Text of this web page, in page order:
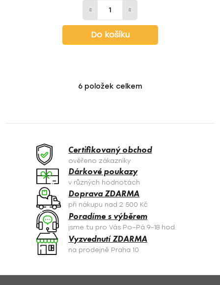
Do košíku
O
á
c
í
p
r
v
k
y
v
ý
p
s
6 položek celkem
Certifikovaný obchod
ověřeno zákazníky
Dárkové poukazy
v různých hodnotách
Doprava ZDARMA
při nákupu nad 2 500 Kč
Poradíme s výběrem
jsme tu pro Vás Po–Pá 9–18 hod.
Vyzvednutí ZDARMA
na prodejně Praha 10